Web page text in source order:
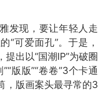
现，要让年轻人走
“可爱面孔”。于是，
出以“国潮IP”为破圈
版版”“卷卷”3个卡通
版画案头最寻常的3